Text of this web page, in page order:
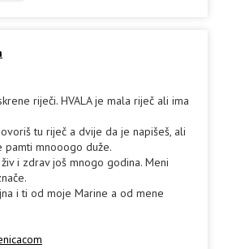
riječi. HVALA je mala riječ ali ima
tu riječ a dvije da je napišeš, ali
pamti mnooogo duže.
i zdrav još mnogo godina. Meni
i ti od moje Marine a od mene